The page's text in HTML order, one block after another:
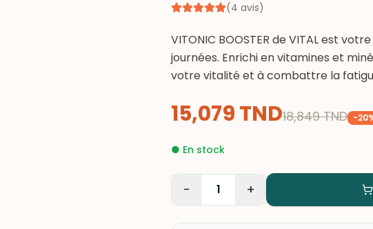
(4 avis)
VITONIC BOOSTER de VITAL est
journées. Enrichi en vitamines et
votre vitalité et à combattre la
15,079TND18,849 TND -20
● En stock
− 1 +